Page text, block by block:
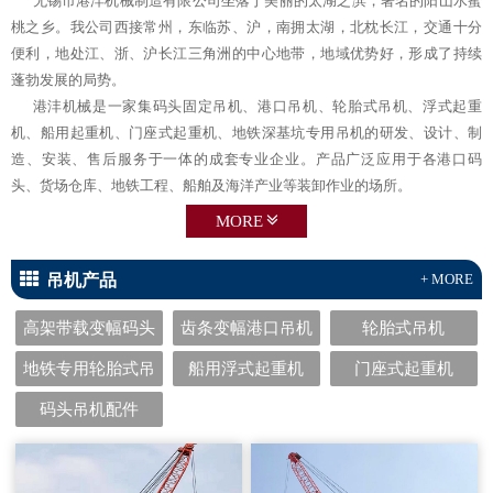
桃之乡。我公司西接常州，东临苏、沪，南拥太湖，北枕长江，交通十分
便利，地处江、浙、沪长江三角洲的中心地带，地域优势好，形成了持续
蓬勃发展的局势。
港沣机械是一家集码头固定吊机、港口吊机、轮胎式吊机、浮式起重
机、船用起重机、门座式起重机、地铁深基坑专用吊机的研发、设计、制
造、安装、售后服务于一体的成套专业企业。产品广泛应用于各港口码
头、货场仓库、地铁工程、船舶及海洋产业等装卸作业的场所。
MORE
吊机产品 + MORE
高架带载变幅码头
固定吊机
齿条变幅港口吊机 轮胎式吊机
地铁专用轮胎式吊
机
船用浮式起重机 门座式起重机
码头吊机配件